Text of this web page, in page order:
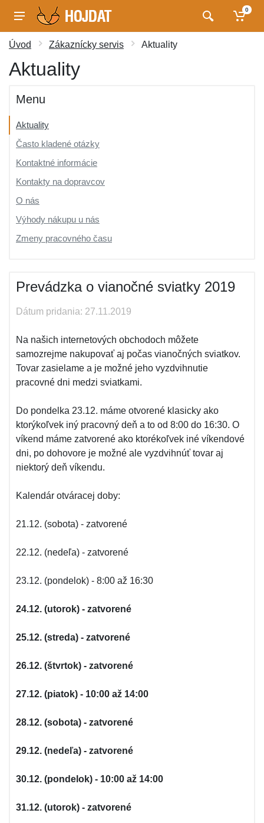
0
Úvod Zákaznícky servis Aktuality
Aktuality
Menu
Aktuality
Často kladené otázky
Kontaktné informácie
Kontakty na dopravcov
O nás
Výhody nákupu u nás
Zmeny pracovného času
Prevádzka o vianočné sviatky 2019
Dátum pridania: 27.11.2019
Na našich internetových obchodoch môžete
samozrejme nakupovať aj počas vianočných sviatkov.
Tovar zasielame a je možné jeho vyzdvihnutie
pracovné dni medzi sviatkami.
Do pondelka 23.12. máme otvorené klasicky ako
ktorýkoľvek iný pracovný deň a to od 8:00 do 16:30. O
víkend máme zatvorené ako ktorékoľvek iné víkendové
dni, po dohovore je možné ale vyzdvihnúť tovar aj
niektorý deň víkendu.
Kalendár otváracej doby:
21.12. (sobota) - zatvorené
22.12. (nedeľa) - zatvorené
23.12. (pondelok) - 8:00 až 16:30
24.12. (utorok) - zatvorené
25.12. (streda) - zatvorené
26.12. (štvrtok) - zatvorené
27.12. (piatok) - 10:00 až 14:00
28.12. (sobota) - zatvorené
29.12. (nedeľa) - zatvorené
30.12. (pondelok) - 10:00 až 14:00
31.12. (utorok) - zatvorené